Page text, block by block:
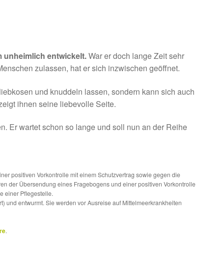
unheimlich entwickelt.War er doch lange Zeit sehr
zulassen, hat er sich inzwischen geöffnet.
und knuddeln lassen, sondern kann sich auch
ihnen seine liebevolle Seite.
Er wartet schon so lange und soll nun an der Reihe
positiven Vorkontrolle mit einem Schutzvertrag sowie gegen die
der Übersendung eines Fragebogens und einer positiven Vorkontrolle
einer Pflegestelle.
und entwurmt. Sie werden vor Ausreise auf Mittelmeerkrankheiten
.